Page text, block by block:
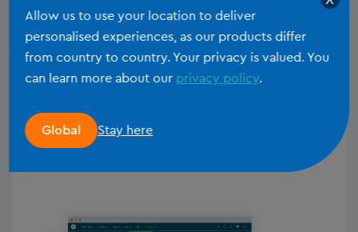
Insight
Identifiez les tendances au niveau des données,
l’ensemble de votre portefeuille de clients.
Libérez votre potentiel en donnant des conseils
Allow us to use your location to deliver
personalised experiences, as our products differ
from country to country. Your privacy is valued. You
can learn more about ourprivacy policy.
Global Stay here